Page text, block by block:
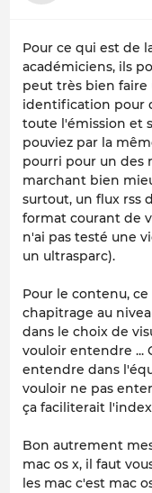
Pour ce qui est de
académiciens, ils
peut très bien faire
identification pour
toute l'émission et
pouviez par la
pourri pour un des
marchant bien
surtout, un flux rss
format courant de
n'ai pas testé une
un ultrasparc).
Pour le contenu,
chapitrage au
dans le choix de
vouloir entendre ...
entendre dans
vouloir ne pas
ça faciliterait
Bon autrement
mac os x, il faut
les mac c'est mac